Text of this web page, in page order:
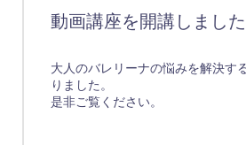
動画講座を開講しました
大人のバレリーナの悩みを解決す
りました。
是非ご覧ください。